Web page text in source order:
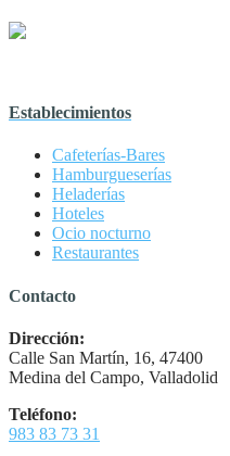
Establecimientos
Cafeterías-Bares
Hamburgueserías
Heladerías
Hoteles
Ocio nocturno
Restaurantes
Contacto
Dirección:
Calle San Martín, 16, 47400
Medina del Campo, Valladolid
Teléfono:
983 83 73 31